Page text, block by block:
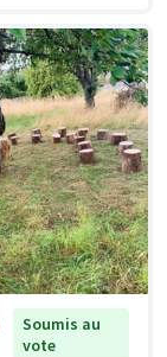
Soumis au
vote